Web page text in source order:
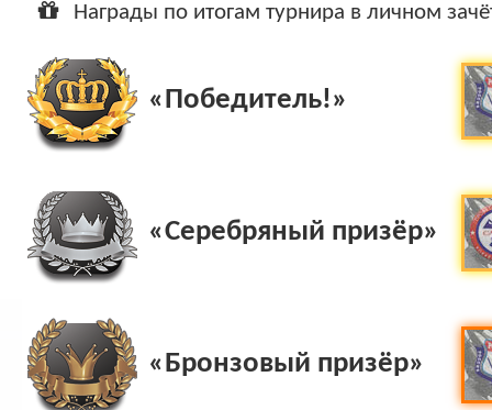
Награды по итогам турнира в личном
«Победитель!»
«Серебряный призёр»
«Бронзовый призёр»